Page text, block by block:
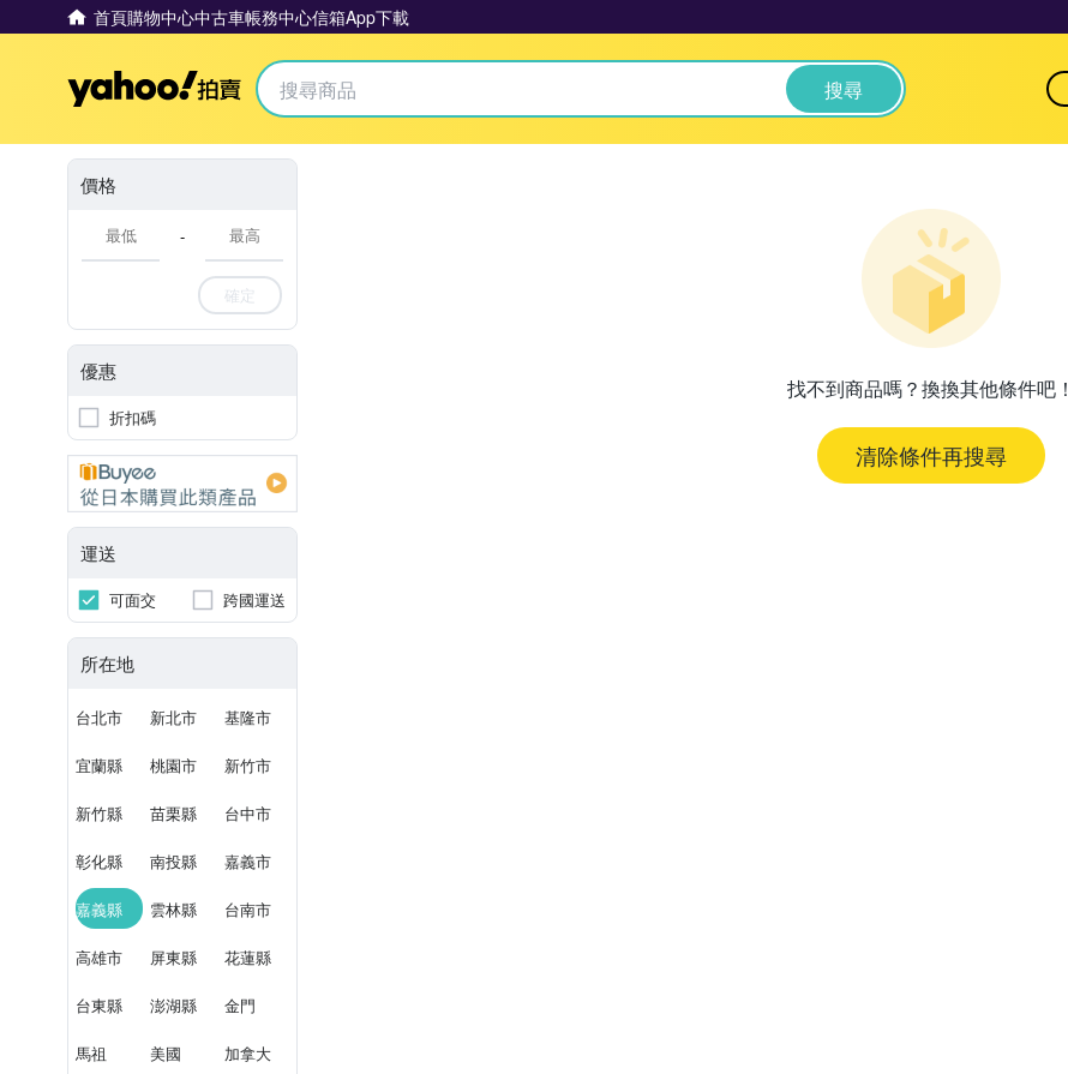
首頁購物中心中古車帳務中心信箱App下載
Yahoo拍賣 搜尋
價格
-
確定
優惠
折扣碼
運送
可面交 跨國運送
所在地
台北市 新北市 基隆市
宜蘭縣 桃園市 新竹市
新竹縣 苗栗縣 台中市
彰化縣 南投縣 嘉義市
嘉義縣 雲林縣 台南市
高雄市 屏東縣 花蓮縣
台東縣 澎湖縣 金門
馬祖 美國 加拿大
找不到商品嗎？換換其他條件吧！
清除條件再搜尋